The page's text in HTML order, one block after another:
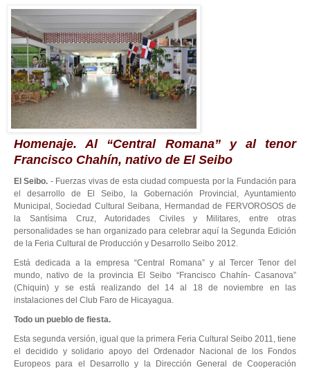
Homenaje. Al “Central Romana” y al tenor
Francisco Chahín, nativo de El Seibo
El Seibo. - Fuerzas vivas de esta ciudad compuesta por la Fundación para
el desarrollo de El Seibo, la Gobernación Provincial, Ayuntamiento
Municipal, Sociedad Cultural Seibana, Hermandad de FERVOROSOS de
la Santísima Cruz, Autoridades Civiles y Militares, entre otras
personalidades se han organizado para celebrar aquí la Segunda Edición
de la Feria Cultural de Producción y Desarrollo Seibo 2012.
Está dedicada a la empresa “Central Romana” y al Tercer Tenor del
mundo, nativo de la provincia El Seibo “Francisco Chahín- Casanova”
(Chiquin) y se está realizando del 14 al 18 de noviembre en las
instalaciones del Club Faro de Hicayagua.
Todo un pueblo de fiesta.
Esta segunda versión, igual que la primera Feria Cultural Seibo 2011, tiene
el decidido y solidario apoyo del Ordenador Nacional de los Fondos
Europeos para el Desarrollo y la Dirección General de Cooperación